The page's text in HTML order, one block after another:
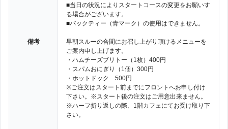
備考
■当日の状況によりスタートコースの変更をお願いす
る場合がございます。
■バックティー（青マーク）の使用はできません。
早朝スルーの合間にお召し上がり頂けるメニューを
ご案内申し上げます。
・ハムチーズブリトー（1枚）400円
・スパムおにぎり（1個）300円
・ホットドック 500円
※ご注文はスタート前までにフロントへお申し付け
下さい。※スタート後の注文はご用意出来ません。
※ハーフ折り返しの際、1階カフェにてお受け取り下
さい。